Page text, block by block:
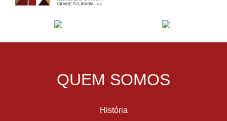
QUEM SOMOS
História